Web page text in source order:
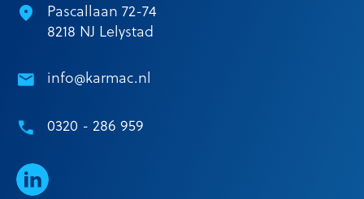
Pascallaan 72-74
8218 NJ Lelystad
info@karmac.nl
0320 - 286 959
LinkedIn